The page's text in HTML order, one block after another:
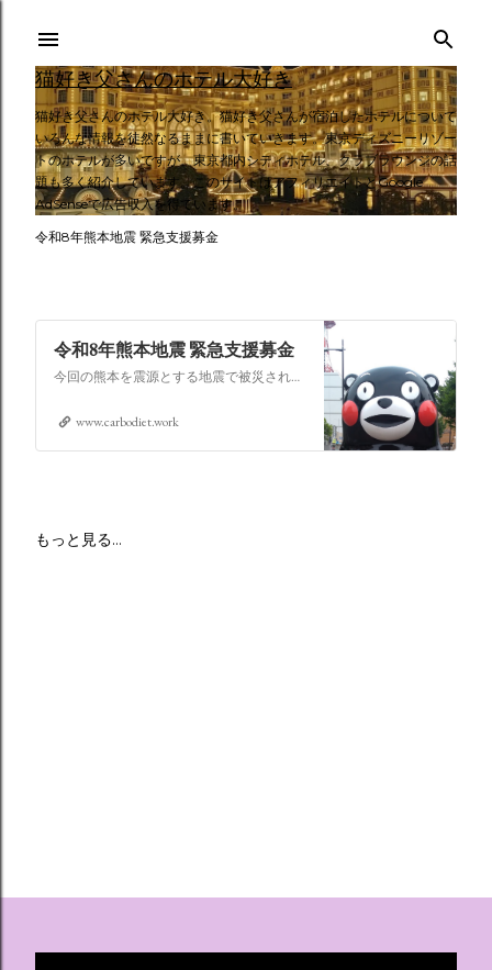
スキップしてメイン コンテンツに移動
猫好き父さんのホテル大好き
猫好き父さんのホテル大好き。猫好き父さんが宿泊したホテルについて
いろんな情報を徒然なるままに書いていきます。東京ディズニーリゾー
トのホテルが多いですが、東京都内シティホテル、クラブラウンジの話
題も多く紹介しています。このサイトはアフィリエイトとGoogle
AdSenseで広告収入を得ています。
令和8年熊本地震 緊急支援募金
令和8年熊本地震 緊急支援募金
今回の熊本を震源とする地震で被災された皆さままだまだ余震も続き大変な時間を過ごされていると思います。心よりお見舞い申し上げます
www.carbodiet.work
もっと見る…